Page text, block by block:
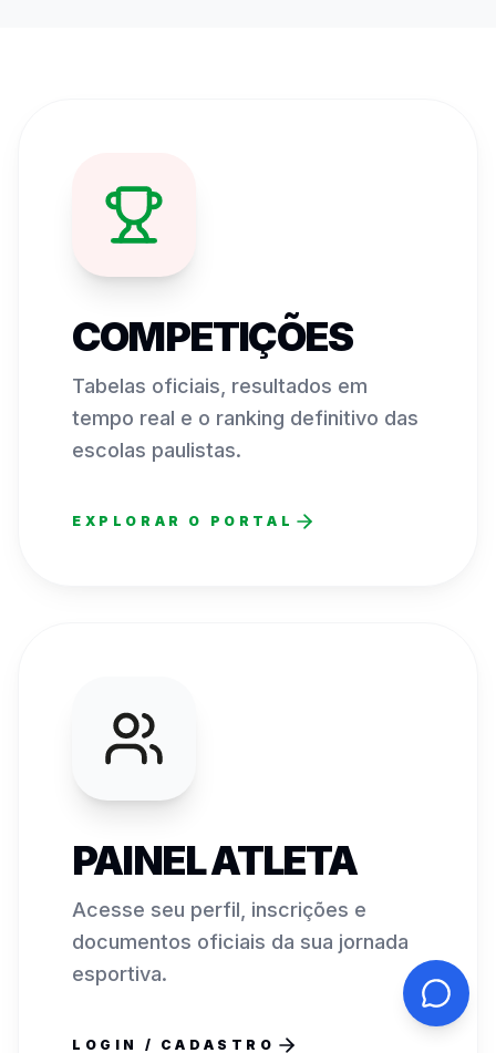
COMPETIÇÕES
Tabelas oficiais, resultados em
tempo real e o ranking definitivo das
escolas paulistas.
EXPLORAR O PORTAL
PAINEL ATLETA
Acesse seu perfil, inscrições e
documentos oficiais da sua jornada
esportiva.
LOGIN / CADASTRO